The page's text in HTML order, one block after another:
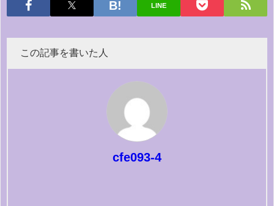
LINE
この記事を書いた人
cfe093-4